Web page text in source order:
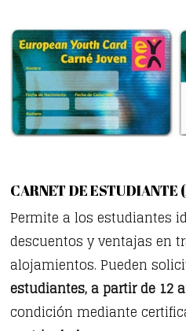
CARNET DE ESTUDIANTE
Permite a los estudiantes
descuentos y ventajas en
alojamientos. Pueden
estudiantes, a partir de 12
condición mediante